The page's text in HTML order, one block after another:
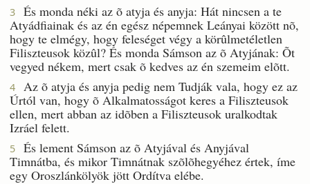
3
És monda néki az õ atyja és anyja: Hát nincsen a te
Atyádfiainak és az én egész népemnek Leányai között nõ,
hogy te elmégy, hogy feleséget végy a körûlmetéletlen
Filiszteusok közûl? És monda Sámson az õ Atyjának: Õt
vegyed nékem, mert csak õ kedves az én szemeim elõtt.
4
Az õ atyja és anyja pedig nem Tudják vala, hogy ez az
Úrtól van, hogy õ Alkalmatosságot keres a Filiszteusok
ellen, mert abban az idõben a Filiszteusok uralkodtak
Izráel felett.
5
És lement Sámson az õ Atyjával és Anyjával
Timnátba, és mikor Timnátnak szõlõhegyéhez értek, íme
egy Oroszlánkölyök jött Ordítva elébe.